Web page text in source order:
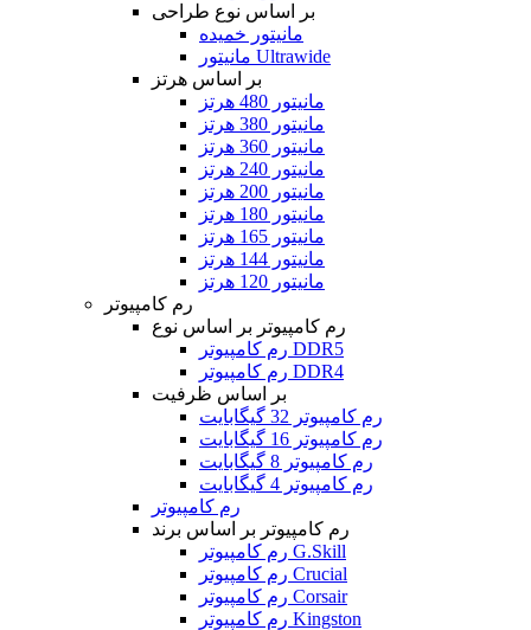
بر اساس نوع طراحی
مانیتور خمیده
مانیتور Ultrawide
بر اساس هرتز
مانیتور 480 هرتز
مانیتور 380 هرتز
مانیتور 360 هرتز
مانیتور 240 هرتز
مانیتور 200 هرتز
مانیتور 180 هرتز
مانیتور 165 هرتز
مانیتور 144 هرتز
مانیتور 120 هرتز
رم کامپیوتر
رم کامپیوتر بر اساس نوع
رم کامپیوتر DDR5
رم کامپیوتر DDR4
بر اساس ظرفیت
رم کامپیوتر 32 گیگابایت
رم کامپیوتر 16 گیگابایت
رم کامپیوتر 8 گیگابایت
رم کامپیوتر 4 گیگابایت
رم کامپیوتر
رم کامپیوتر بر اساس برند
رم کامپیوتر G.Skill
رم کامپیوتر Crucial
رم کامپیوتر Corsair
رم کامپیوتر Kingston